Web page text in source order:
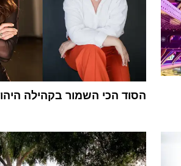
הסוד הכי השמור בקהילה